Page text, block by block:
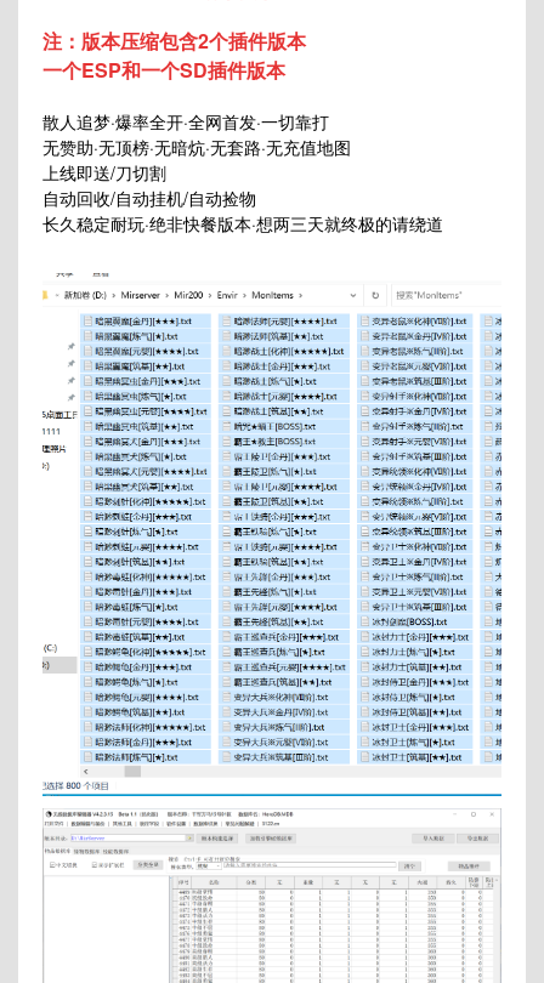
注：版本压缩包含2个插件版本
一个ESP和一个SD插件版本
散人追梦·爆率全开·全网首发·一切靠打
无赞助·无顶榜·无暗炕·无套路·无充值地图
上线即送/刀切割
自动回收/自动挂机/自动捡物
长久稳定耐玩·绝非快餐版本·想两三天就终极的请绕道